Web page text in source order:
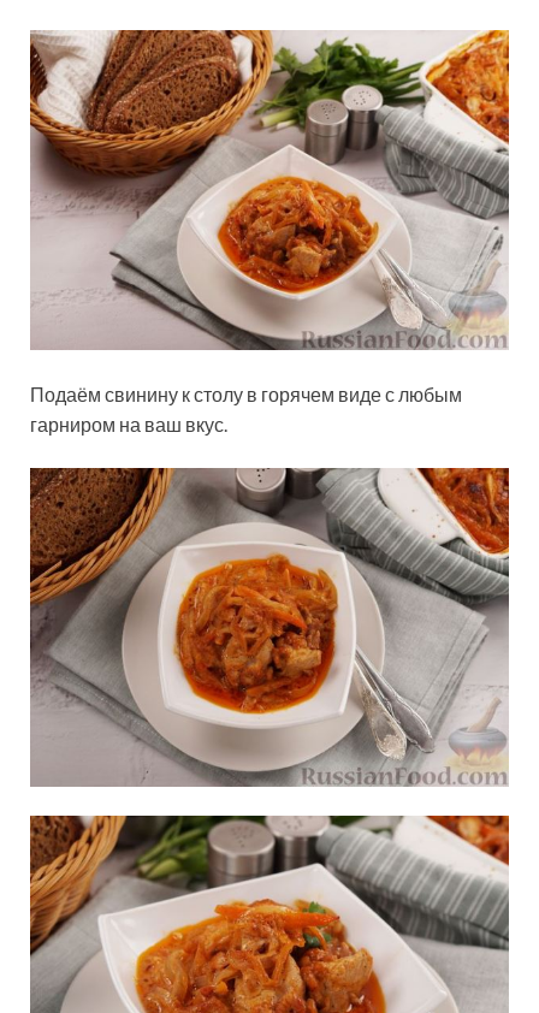
Подаём свинину к столу в горячем виде с любым
гарниром на ваш вкус.